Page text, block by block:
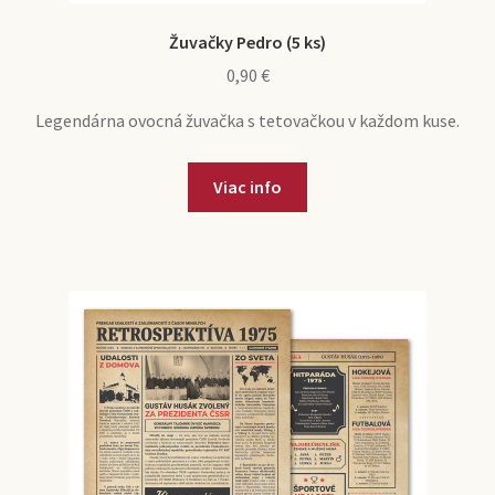
Žuvačky Pedro (5 ks)
0,90 €
Legendárna ovocná žuvačka s tetovačkou v každom kuse.
Viac info